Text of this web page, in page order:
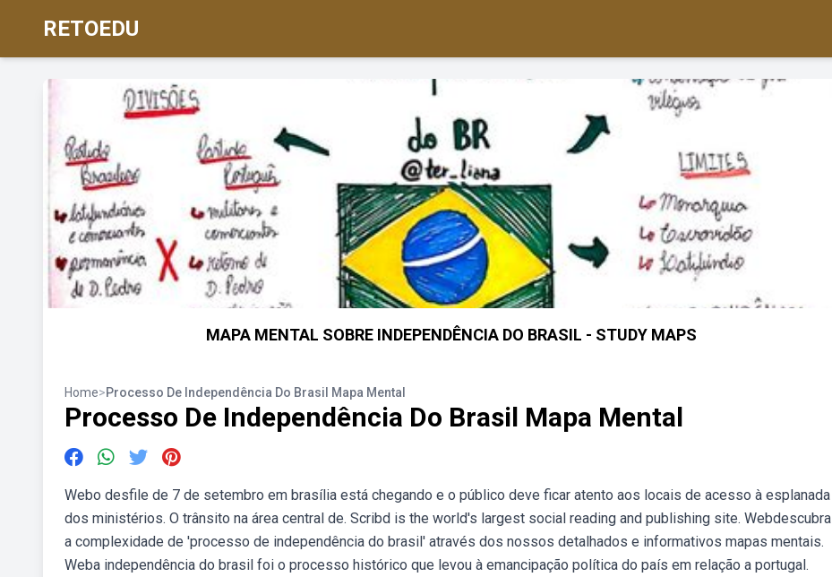
RETOEDU
MAPA MENTAL SOBRE INDEPENDÊNCIA DO BRASIL - STUDY MAPS
Home>Processo De Independência Do Brasil Mapa Mental
Processo De Independência Do Brasil Mapa Mental
Webo desfile de 7 de setembro em brasília está chegando e o público deve ficar atento aos locais de acesso à esplanada
dos ministérios. O trânsito na área central de. Scribd is the world's largest social reading and publishing site. Webdescubra
a complexidade de 'processo de independência do brasil' através dos nossos detalhados e informativos mapas mentais.
Weba independência do brasil foi o processo histórico que levou à emancipação política do país em relação a portugal.